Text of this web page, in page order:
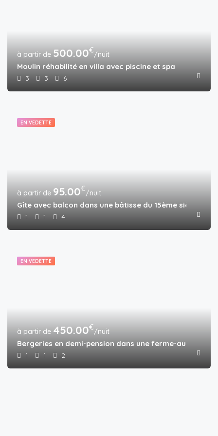
500.00€/nuit
Moulin réhabilité en villa avec piscine et spa
3 3 6
EN VEDETTE
95.00€/nuit
Gîte avec balcon dans une bâtisse du 15ème siècle
1 1 4
EN VEDETTE
450.00€/nuit
Bergeries en demi-pension dans une ferme-auberge
1 1 2